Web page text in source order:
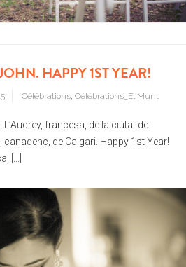
HAPPY 1ST YEAR!
Célébrations, Célébrations_El Munt
L’Audrey, francesa, de la ciutat de
canadenc, de Calgari. Happy 1st Year!
[...]